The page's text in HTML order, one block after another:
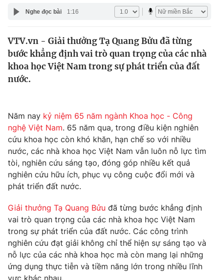
Thế giới
Tin tức
Câu chuyện quốc tế
Thị trường
Góc doanh nghiệp
Dữ liệu và đời sống
Truyền hình
Phim VTV
Hậu trường
Nhân vật
Khán giả
Giải sao mai
Giải trí
Điện ảnh
Âm nhạc
Sao
Du lịch
Làm đẹp
Chất lượng cuộc sống
Giáo dục
Tuyển sinh
Học trực tuyến
Công nghệ
Hitech Công nghệ tương lai
Giáo dục
Nghe đọc bài 1:16
VTV.vn - Giải thưởng Tạ Quang Bửu đã từng
bước khẳng định vai trò quan trọng của các nhà
khoa học Việt Nam trong sự phát triển của đất
nước.
Năm nay kỷ niệm 65 năm ngành Khoa học - Công
nghệ Việt Nam. 65 năm qua, trong điều kiện nghiên
cứu khoa học còn khó khăn, hạn chế so với nhiều
nước, các nhà khoa học Việt Nam vẫn luôn nỗ lực tìm
tòi, nghiên cứu sáng tạo, đóng góp nhiều kết quả
nghiên cứu hữu ích, phục vụ công cuộc đổi mới và
phát triển đất nước.
Giải thưởng Tạ Quang Bửu đã từng bước khẳng định
vai trò quan trọng của các nhà khoa học Việt Nam
trong sự phát triển của đất nước. Các công trình
nghiên cứu đạt giải không chỉ thể hiện sự sáng tạo và
nỗ lực của các nhà khoa học mà còn mang lại những
ứng dụng thực tiễn và tiềm năng lớn trong nhiều lĩnh
vực khác nhau.